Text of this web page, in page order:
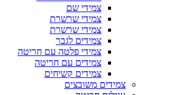
צמידי שם
צמידי שרשרת
צמידי שרשרת
צמידים לגבר
צמידי פלטה עם חריטה
צמידים עם חריטה
צמידים קשיחים
צמידים משובצים